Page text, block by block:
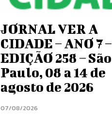
JORNAL VER A
CIDADE – ANO 7 –
EDIÇÃO 258 – São
Paulo, 08 a 14 de
agosto de 2026
07/08/2026